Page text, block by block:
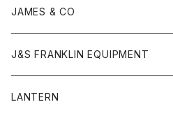
アンダーウェア
靴
トップス
カーディガン
ジャケット
ボトム
オーバーオール
レディース
ロンパース
靴
ストール
トップス
カットソー
シャツ
ボトム
オーバーオール
レディース
キッズ
トレーナー
トップス
Gジャケット
帽子
Tシャツ
帽子
JAMES & CO
ボトム
J&S FRANKLIN EQUIPMENT
アウター
LANTERN